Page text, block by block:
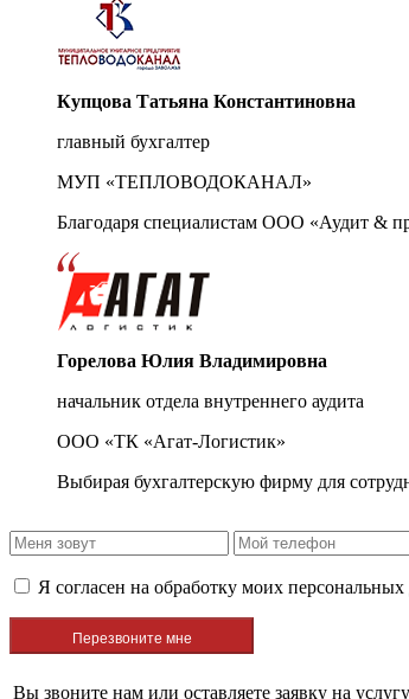
Купцова Татьяна Константиновна
главный бухгалтер
МУП «ТЕПЛОВОДОКАНАЛ»
Благодаря специалистам ООО «Аудит &
Горелова Юлия Владимировна
начальник отдела внутреннего аудита
ООО «ТК «Агат-Логистик»
Выбирая бухгалтерскую фирму для
Я согласен на обработку моих
Вы звоните нам или оставляете заявку на услугу